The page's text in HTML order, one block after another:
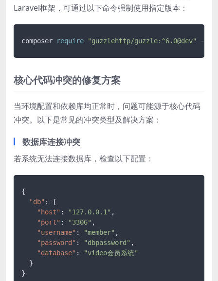
Laravel框架，可通过以下命令强制使用指定版本：
composer require "guzzlehttp/guzzle:^6.0@dev" --
核心代码冲突的修复方案
当环境配置和依赖库均正常时，问题可能源于核心代码
冲突。以下是常见的冲突类型及解决方案：
数据库连接冲突
若系统无法连接数据库，检查以下配置：
{
"db" :
{
"host" : "127.0.0.1" ,
"port" : "3306" ,
"username" : "member" ,
"password" : "dbpassword" ,
"database" :
"video会员系统"
}
}